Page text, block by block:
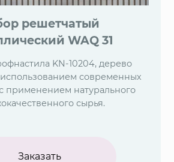
решетчатый
WAQ 31
KN-10204, дерево
использованием современных
применением натурального
сырья.
Заказать